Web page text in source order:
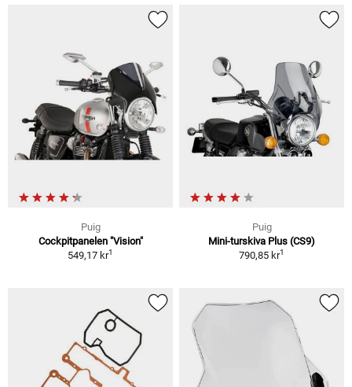
Puig
Cockpitpanelen "Vision"
549,17 kr1
Puig
Mini-turskiva Plus (CS9)
790,85 kr1